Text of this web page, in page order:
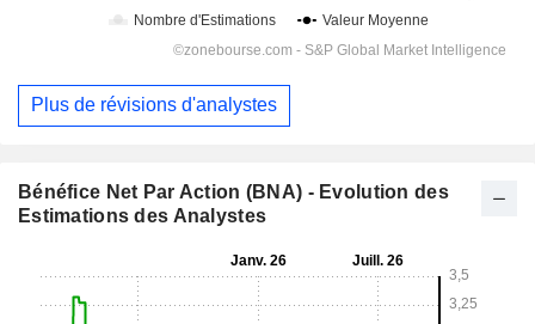
Plus de révisions d'analystes
Bénéfice Net Par Action (BNA) - Evolution des
Estimations des Analystes